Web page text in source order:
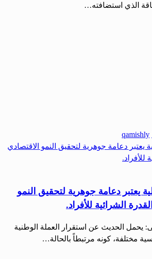
الذي استضافته…
qamishly
يعتبر دعامة جوهرية لتحقيق النمو
الشرائية للأفراد.
يحمل الحديث عن استقرار العملة الوطنية
مختلفة، كونه مرتبطاً بالحالة…